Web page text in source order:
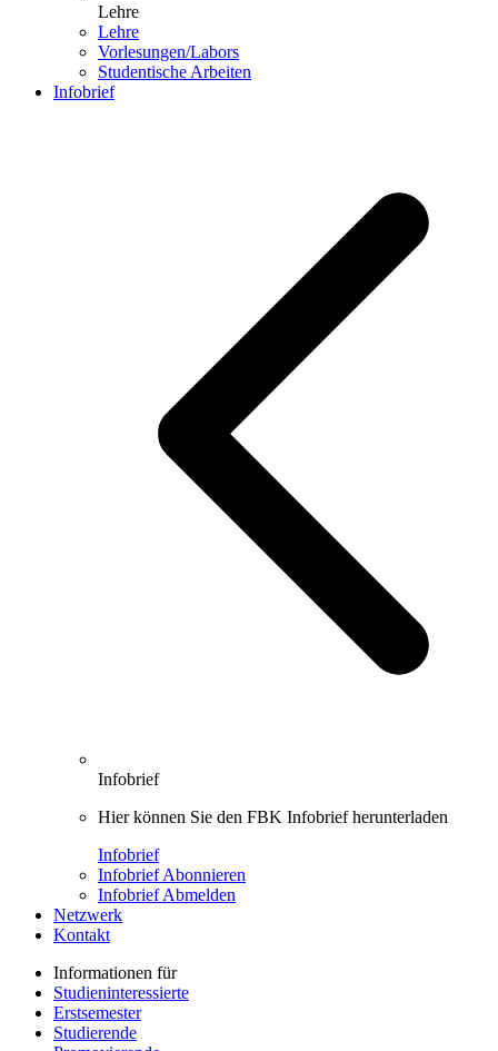
Lehre
Lehre
Vorlesungen/Labors
Studentische Arbeiten
Infobrief
Infobrief
Hier können Sie den FBK Infobrief herunterladen
Infobrief
Infobrief Abonnieren
Infobrief Abmelden
Netzwerk
Kontakt
Informationen für
Studieninteressierte
Erstsemester
Studierende